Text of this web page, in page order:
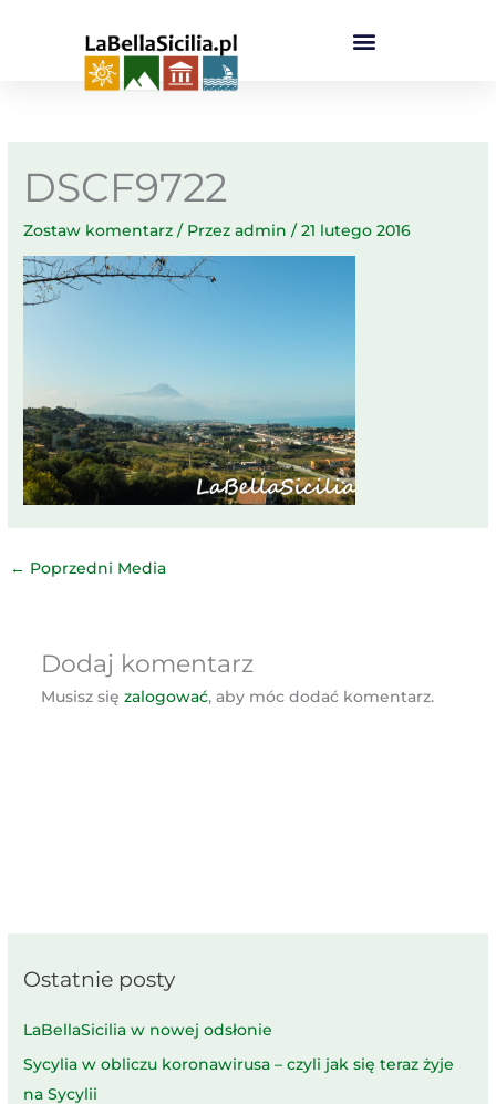
DSCF9722
Zostaw komentarz / Przezadmin/21 lutego 2016
← Poprzedni Media
Dodaj komentarz
Musisz się zalogować, aby móc dodać komentarz.
Ostatnie posty
LaBellaSicilia w nowej odsłonie
Sycylia w obliczu koronawirusa – czyli jak się teraz żyje
na Sycylii